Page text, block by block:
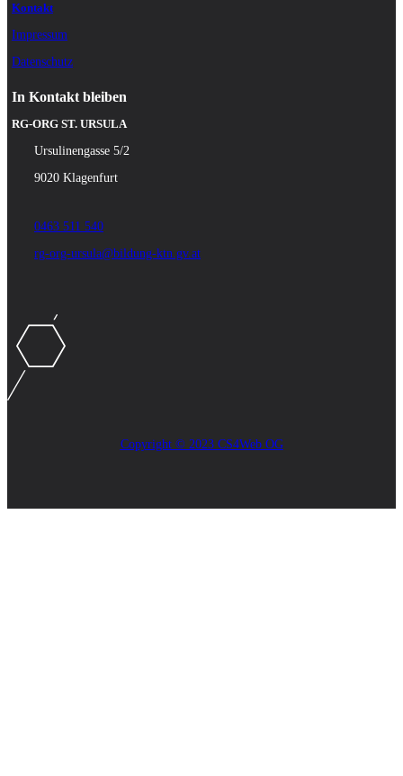
Kontakt
Impressum
Datenschutz
In Kontakt bleiben
RG-ORG ST. URSULA
Ursulinengasse 5/2
9020 Klagenfurt
0463 511 540
rg-org-ursula@bildung-ktn.gv.at
Copyright © 2023 CS4Web OG